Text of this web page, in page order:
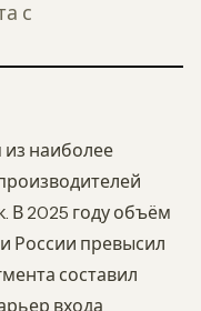
с
из наиболее
В 2025 году объём
России превысил
составил
входа